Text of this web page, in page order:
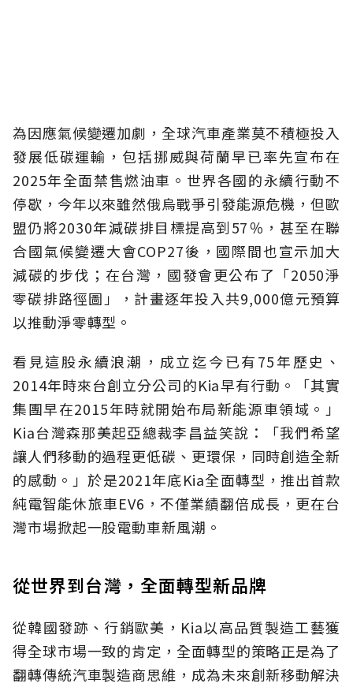
為因應氣候變遷加劇，全球汽車產業莫不積極投入
發展低碳運輸，包括挪威與荷蘭早已率先宣布在
2025年全面禁售燃油車。世界各國的永續行動不
停歇，今年以來雖然俄烏戰爭引發能源危機，但歐
盟仍將2030年減碳排目標提高到57％，甚至在聯
合國氣候變遷大會COP27後，國際間也宣示加大
減碳的步伐；在台灣，國發會更公布了「2050淨
零碳排路徑圖」，計畫逐年投入共9,000億元預算
以推動淨零轉型。
看見這股永續浪潮，成立迄今已有75年歷史、
2014年時來台創立分公司的Kia早有行動。「其實
集團早在2015年時就開始布局新能源車領域。」
Kia台灣森那美起亞總裁李昌益笑說：「我們希望
讓人們移動的過程更低碳、更環保，同時創造全新
的感動。」於是2021年底Kia全面轉型，推出首款
純電智能休旅車EV6，不僅業績翻倍成長，更在台
灣市場掀起一股電動車新風潮。
從世界到台灣，全面轉型新品牌
從韓國發跡、行銷歐美，Kia以高品質製造工藝獲
得全球市場一致的肯定，全面轉型的策略正是為了
翻轉傳統汽車製造商思維，成為未來創新移動解決